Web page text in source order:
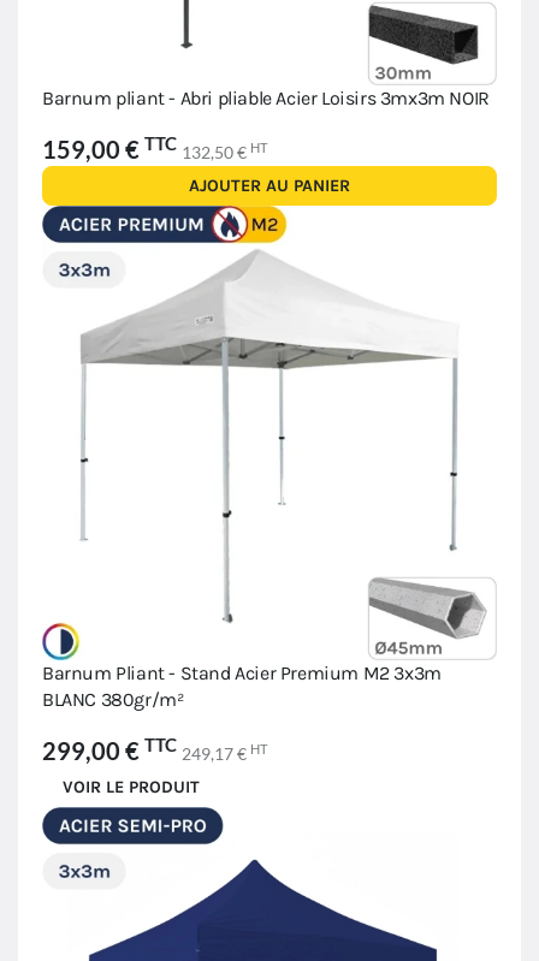
Barnum pliant - Abri pliable Acier Loisirs 3mx3m NOIR
159,00 € TTC 132,50 € HT
AJOUTER AU PANIER
Barnum Pliant - Stand Acier Premium M2 3x3m
BLANC 380gr/m²
299,00 € TTC 249,17 € HT
VOIR LE PRODUIT